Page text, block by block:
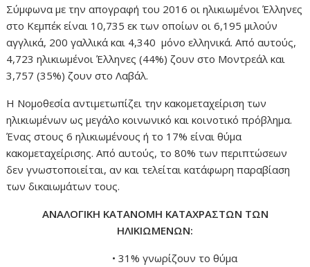
Σύμφωνα με την απογραφή του 2016 οι ηλικιωμένοι Έλληνες
στο Κεμπέκ είναι 10,735 εκ των οποίων οι 6,195 μιλούν
αγγλικά, 200 γαλλικά και 4,340 μόνο ελληνικά. Από αυτούς,
4,723 ηλικιωμένοι Έλληνες (44%) ζουν στο Μοντρεάλ και
3,757 (35%) ζουν στο Λαβάλ.
Η Νομοθεσία αντιμετωπίζει την κακομεταχείριση των
ηλικιωμένων ως μεγάλο κοινωνικό και κοινοτικό πρόβλημα.
Ένας στους 6 ηλικιωμένους ή το 17% είναι θύμα
κακομεταχείρισης. Από αυτούς, το 80% των περιπτώσεων
δεν γνωστοποιείται, αν και τελείται κατάφωρη παραβίαση
των δικαιωμάτων τους.
ΑΝΑΛΟΓΙΚΗ ΚΑΤΑΝΟΜΗ ΚΑΤΑΧΡΑΣTΩΝ ΤΩΝ
ΗΛΙΚΙΩΜΕΝΩΝ:
• 31% γνωρίζουν το θύμα